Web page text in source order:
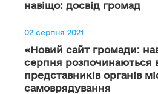
навіщо: досвід громад
02 серпня 2021
«Новий сайт громади:
серпня розпочинаються
представників органів
самоврядування